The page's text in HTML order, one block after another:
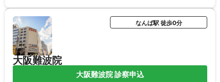
大阪難波院
なんば駅 徒歩0分
大阪難波院 診察申込